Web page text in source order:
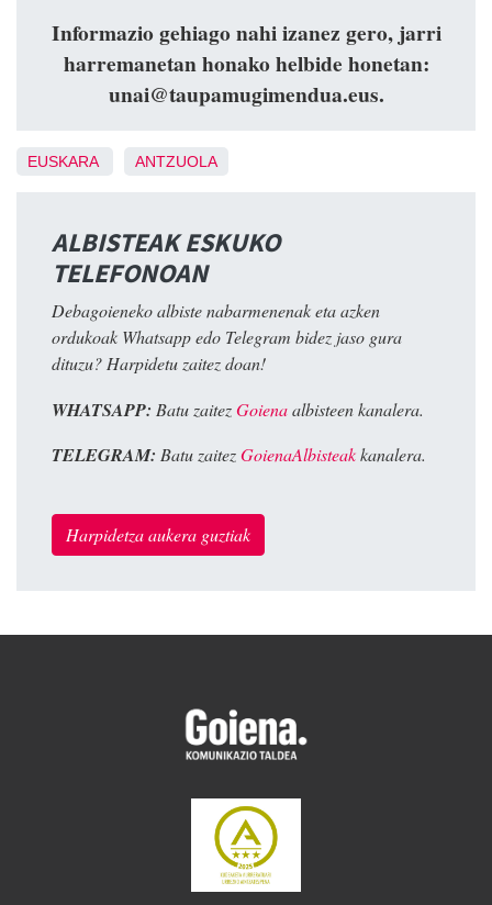
Informazio gehiago nahi izanez gero, jarri
harremanetan honako helbide honetan:
unai@taupamugimendua.eus.
EUSKARA ANTZUOLA
ALBISTEAK ESKUKO
TELEFONOAN
Debagoieneko albiste nabarmenenak eta azken
ordukoak Whatsapp edo Telegram bidez jaso gura
dituzu? Harpidetu zaitez doan!
WHATSAPP: Batu zaitezGoienaalbisteen kanalera.
TELEGRAM: Batu zaitezGoienaAlbisteakkanalera.
Harpidetza aukera guztiak